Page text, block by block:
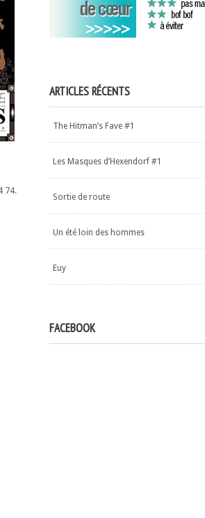
74.
ARTICLES RÉCENTS
The Hitman’s Fave #1
Les Masques d’Hexendorf #1
Sortie de route
Un été loin des hommes
Euy
FACEBOOK